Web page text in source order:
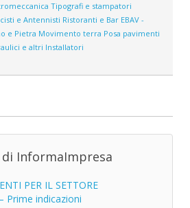
Tipografi e stampatori
e Antennisti Ristoranti e Bar EBAV -
e Pietra Movimento terra Posa pavimenti
e altri Installatori
InformaImpresa
PER IL SETTORE
Prime indicazioni